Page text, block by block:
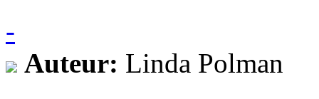
-
Auteur: Linda Polman